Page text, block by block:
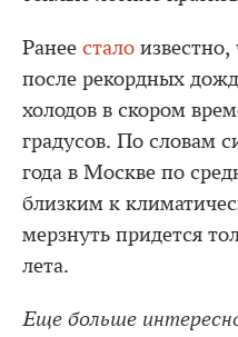
Ранее стало
после рекордных
холодов в скором
градусов. По словам
года в Москве по
близким к
мерзнуть придется
лета.
Еще больше